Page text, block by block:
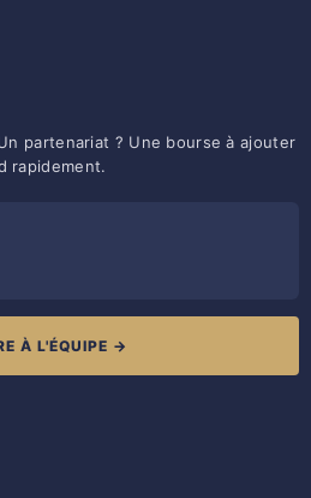
partenariat ? Une bourse à ajouter
rapidement.
À L'ÉQUIPE →